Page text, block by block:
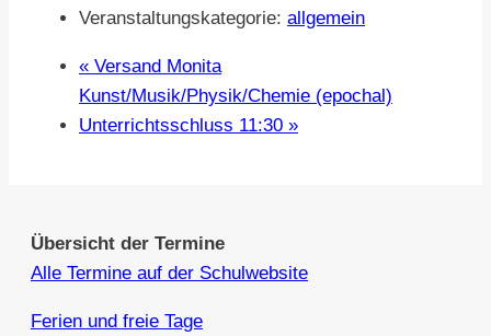
Veranstaltungskategorie: allgemein
« Versand Monita
Kunst/Musik/Physik/Chemie (epochal)
Unterrichtsschluss 11:30 »
Übersicht der Termine
Alle Termine auf der Schulwebsite
Ferien und freie Tage